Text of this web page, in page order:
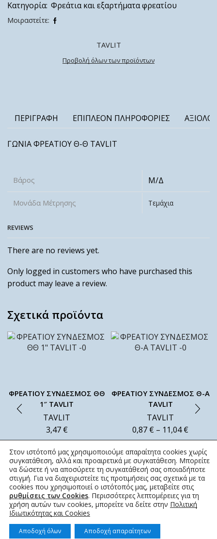
Κατηγορία: Φρεάτια και εξαρτήματα φρεατίου
Μοιραστείτε:
TAVLIT
Προβολή όλων των προϊόντων
ΠΕΡΙΓΡΑΦΉ ΕΠΙΠΛΈΟΝ ΠΛΗΡΟΦΟΡΊΕΣ
ΓΩΝΙΑ ΦΡΕΑΤΙΟΥ Θ-Θ TAVLIT
Βάρος Μ/Δ
Μονάδα Μέτρησης Τεμάχια
REVIEWS
There are no reviews yet.
Only logged in customers who have purchased this
product may leave a review.
Σχετικά προϊόντα
ΦΡΕΑΤΙΟΥ ΣΥΝΔΕΣΜΟΣ ΘΘ
1″ TAVLIT
TAVLIT
3,47 €
ΦΡΕΑΤΙΟΥ ΣΥΝΔΕΣΜΟΣ Θ-Α
TAVLIT
TAVLIT
0,87 € – 11,04€
Στον ιστότοπό μας χρησιμοποιούμε απαραίτητα cookies χωρίς
συγκατάθεση, αλλά και προαιρετικά με συγκατάθεση. Μπορείτε
να δώσετε ή να αποσύρετε τη συγκατάθεσή σας οποιαδήποτε
στιγμή. Για να διαχειριστείτε τις προτιμήσεις σας σχετικά με τα
cookies που χρησιμοποιεί ο ιστότοπός μας, μεταβείτε στις
ρυθμίσεις των Cookies. Περισσότερες λεπτομέρειες για τη
χρήση αυτών των cookies, μπορείτε να δείτε στην Πολιτική
Ιδιωτικότητας και Cookies
Αποδοχή όλων Αποδοχή απαραίτητων